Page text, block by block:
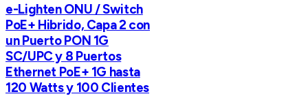
e-Lighten ONU / Switch
PoE+ Hibrido, Capa 2 con
un Puerto PON 1G
SC/UPC y 8 Puertos
Ethernet PoE+ 1G hasta
120 Watts y 100 Clientes